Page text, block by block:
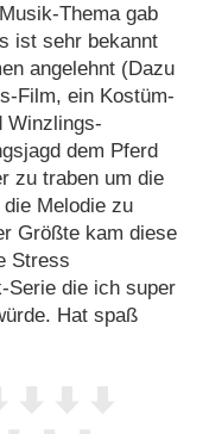
Thema gab
ist sehr bekannt
angelehnt (Dazu
Film, ein Kostüm-
Winzlings-
dem Pferd
zu traben um die
Melodie zu
Größte kam diese
Stress
Serie die ich super
Hat spaß